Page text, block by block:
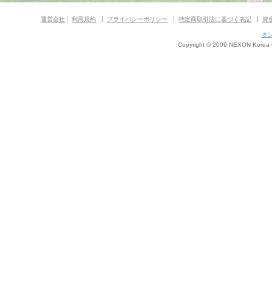
運営会社 利用規約 プライバシーポリシー 特定商取引法に基づく表記 資
オ
Copyright © 2009 NEXON Korea